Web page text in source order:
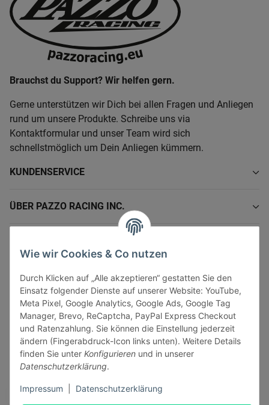
Wie wir Cookies & Co nutzen
Durch Klicken auf „Alle akzeptieren“ gestatten Sie den
Einsatz folgender Dienste auf unserer Website: YouTube,
Meta Pixel, Google Analytics, Google Ads, Google Tag
Manager, Brevo, ReCaptcha, PayPal Express Checkout
und Ratenzahlung. Sie können die Einstellung jederzeit
ändern (Fingerabdruck-Icon links unten). Weitere Details
finden Sie unter Konfigurieren und in unserer
Datenschutzerklärung.
Impressum Datenschutzerklärung
Brauchst du Support? Wir helfen gern.
Gerne unterstützen wir Dich bei allen Fragen und Anliegen
rund um unsere Produkte. Schreibe uns via
Kontaktformular und unser Team wird sich
schnellstmöglich um Dein Anliegen kümmern.
KUNDENSERVICE
ÜBER PAZZO RACING INC.
GESETZLICHE INFORMATIONEN
Vertrag widerrufen
Sicher bezahlen via: